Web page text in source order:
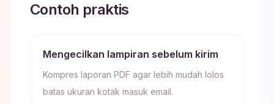
Contoh praktis
Mengecilkan lampiran sebelum kirim
Kompres laporan PDF agar lebih mudah lolos
batas ukuran kotak masuk email.